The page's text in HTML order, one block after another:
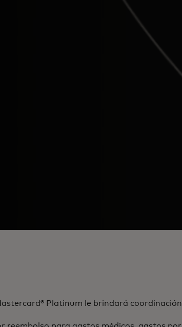
Platinum le brindará